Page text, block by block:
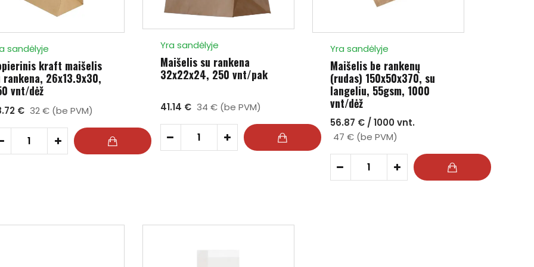
sandėlyje
kraft maišelis
rankena, 26x13.9x30,
vnt/dėž
€ 32 € (be PVM)
+
Yra sandėlyje
Maišelis su rankena
32x22x24, 250 vnt/pak
41.14 € 34 € (be PVM)
- +
Yra sandėlyje
Maišelis be rankenų
(rudas) 150x50x370, su
langeliu, 55gsm, 1000
vnt/dėž
56.87 € / 1000 vnt.
47 € (be PVM)
- +